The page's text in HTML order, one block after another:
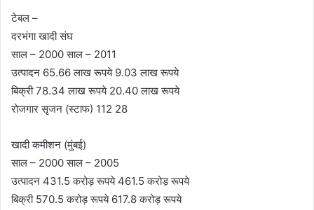
टेबल –
दरभंगा खादी संघ
साल – 2000 साल – 2011
उत्पादन 65.66 लाख रूपये 9.03 लाख रूपये
बिक्री 78.34 लाख रूपये 20.40 लाख रूपये
रोजगार सृजन (स्टाफ) 112 28
खादी कमीशन (मुंबई)
साल – 2000 साल – 2005
उत्पादन 431.5 करोड़ रूपये 461.5 करोड़ रूपये
बिक्री 570.5 करोड़ रूपये 617.8 करोड़ रूपये